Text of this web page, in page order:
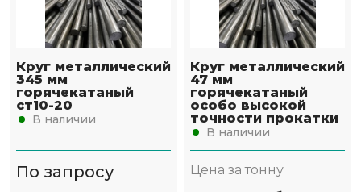
Круг металлический
345 мм
горячекатаный
ст10-20
В наличии
По запросу
Круг металлический
47 мм
горячекатаный
особо высокой
точности прокатки
В наличии
Цена за тонну